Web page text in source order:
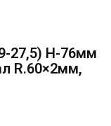
27,5) H-76мм
R.60×2мм,